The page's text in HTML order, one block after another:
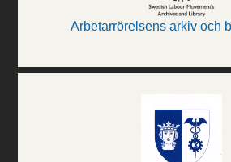
Arbetarrörelsens arkiv och